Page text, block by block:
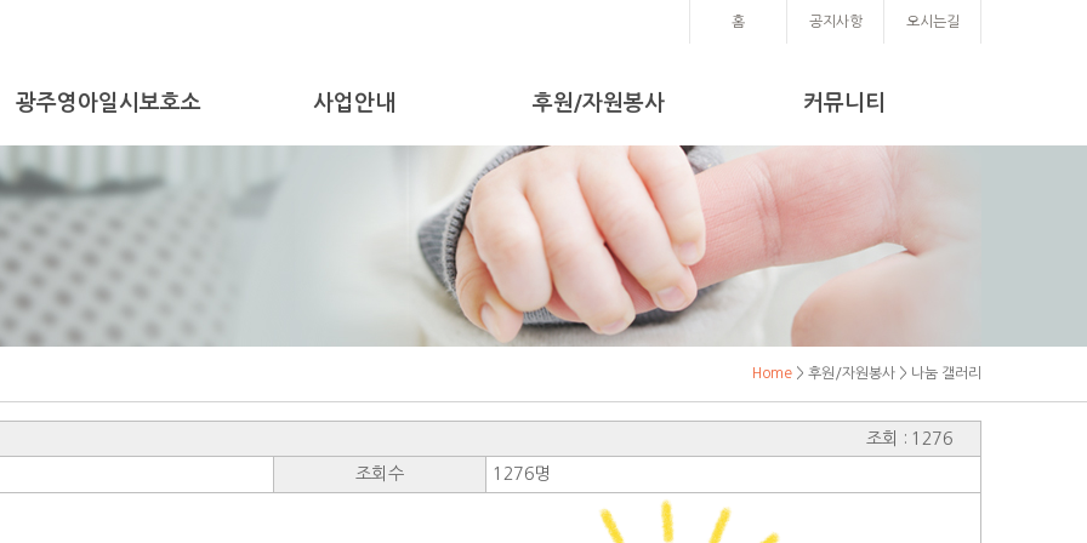
홈 공지사항 오시는길
광주영아일시보호소 사업안내 후원/자원봉사 커뮤니티
Home > 후원/자원봉사 > 나눔 갤러리
조회 : 1276
조회수 1276명